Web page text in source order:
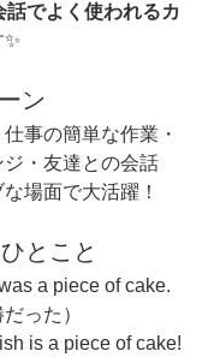
話でよく使われるカ
ン
事の簡単な作業・
・友達との会話
場面で大活躍！
とこと
a piece of cake.
った）
is a piece of cake!